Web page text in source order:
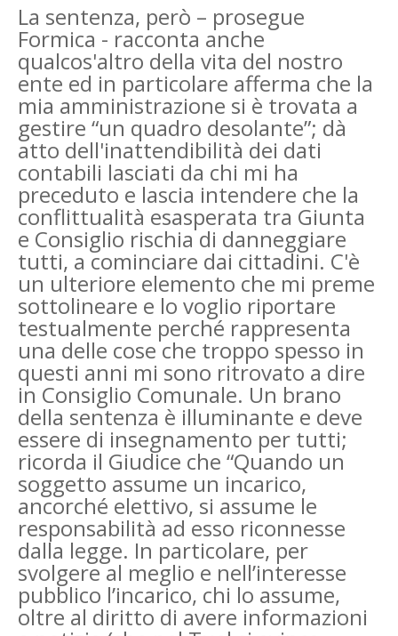
La sentenza, però – prosegue
Formica - racconta anche
qualcos'altro della vita del nostro
ente ed in particolare afferma che la
mia amministrazione si è trovata a
gestire “un quadro desolante”; dà
atto dell'inattendibilità dei dati
contabili lasciati da chi mi ha
preceduto e lascia intendere che la
conflittualità esasperata tra Giunta
e Consiglio rischia di danneggiare
tutti, a cominciare dai cittadini. C'è
un ulteriore elemento che mi preme
sottolineare e lo voglio riportare
testualmente perché rappresenta
una delle cose che troppo spesso in
questi anni mi sono ritrovato a dire
in Consiglio Comunale. Un brano
della sentenza è illuminante e deve
essere di insegnamento per tutti;
ricorda il Giudice che “Quando un
soggetto assume un incarico,
ancorché elettivo, si assume le
responsabilità ad esso riconnesse
dalla legge. In particolare, per
svolgere al meglio e nell’interesse
pubblico l’incarico, chi lo assume,
oltre al diritto di avere informazioni